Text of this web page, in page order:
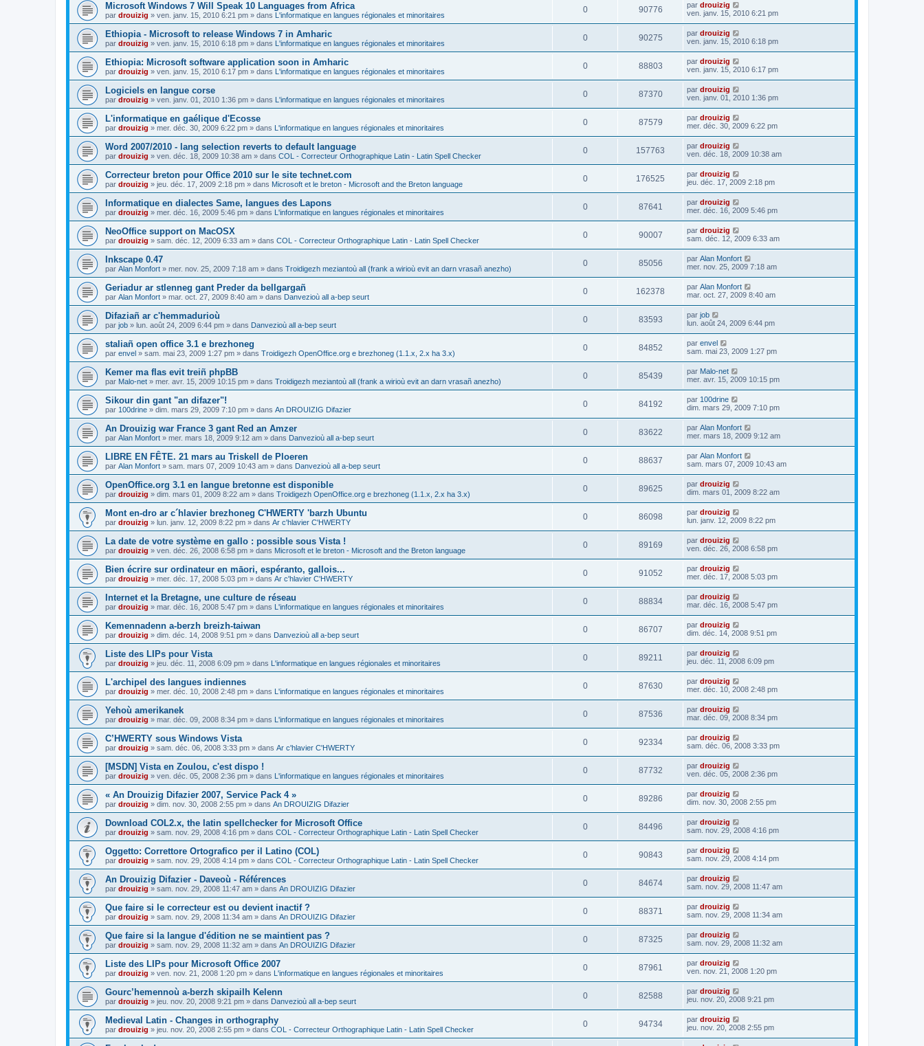
Microsoft Windows 7 Will Speak 10 Languages from Africa
par drouizig » ven. janv. 15, 2010 6:21 pm » dans L'informatique en langues régionales et minoritaires
0 90776 par drouizig
ven. janv. 15, 2010 6:21 pm
Ethiopia - Microsoft to release Windows 7 in Amharic
par drouizig » ven. janv. 15, 2010 6:18 pm » dans L'informatique en langues régionales et minoritaires
0 90275 par drouizig
ven. janv. 15, 2010 6:18 pm
Ethiopia: Microsoft software application soon in Amharic
par drouizig » ven. janv. 15, 2010 6:17 pm » dans L'informatique en langues régionales et minoritaires
0 88803 par drouizig
ven. janv. 15, 2010 6:17 pm
Logiciels en langue corse
par drouizig » ven. janv. 01, 2010 1:36 pm » dans L'informatique en langues régionales et minoritaires
0 87370 par drouizig
ven. janv. 01, 2010 1:36 pm
L'informatique en gaélique d'Ecosse
par drouizig » mer. déc. 30, 2009 6:22 pm » dans L'informatique en langues régionales et minoritaires
0 87579 par drouizig
mer. déc. 30, 2009 6:22 pm
Word 2007/2010 - lang selection reverts to default language
par drouizig » ven. déc. 18, 2009 10:38 am » dans COL - Correcteur Orthographique Latin - Latin Spell Checker
0 157763 par drouizig
ven. déc. 18, 2009 10:38 am
Correcteur breton pour Office 2010 sur le site technet.com
par drouizig » jeu. déc. 17, 2009 2:18 pm » dans Microsoft et le breton - Microsoft and the Breton language
0 176525 par drouizig
jeu. déc. 17, 2009 2:18 pm
Informatique en dialectes Same, langues des Lapons
par drouizig » mer. déc. 16, 2009 5:46 pm » dans L'informatique en langues régionales et minoritaires
0 87641 par drouizig
mer. déc. 16, 2009 5:46 pm
NeoOffice support on MacOSX
par drouizig » sam. déc. 12, 2009 6:33 am » dans COL - Correcteur Orthographique Latin - Latin Spell Checker
0 90007 par drouizig
sam. déc. 12, 2009 6:33 am
Inkscape 0.47
par Alan Monfort » mer. nov. 25, 2009 7:18 am » dans Troidigezh meziantoù all (frank a wirioù evit an darn vrasañ anezho)
0 85056 par Alan Monfort
mer. nov. 25, 2009 7:18 am
Geriadur ar stlenneg gant Preder da bellgargañ
par Alan Monfort » mar. oct. 27, 2009 8:40 am » dans Danvezioù all a-bep seurt
0 162378 par Alan Monfort
mar. oct. 27, 2009 8:40 am
Difaziañ ar c'hemmadurioù
par job » lun. août 24, 2009 6:44 pm » dans Danvezioù all a-bep seurt
0 83593 par job
lun. août 24, 2009 6:44 pm
staliañ open office 3.1 e brezhoneg
par envel » sam. mai 23, 2009 1:27 pm » dans Troidigezh OpenOffice.org e brezhoneg (1.1.x, 2.x ha 3.x)
0 84852 par envel
sam. mai 23, 2009 1:27 pm
Kemer ma flas evit treiñ phpBB
par Malo-net » mer. avr. 15, 2009 10:15 pm » dans Troidigezh meziantoù all (frank a wirioù evit an darn vrasañ anezho)
0 85439 par Malo-net
mer. avr. 15, 2009 10:15 pm
Sikour din gant "an difazer"!
par 100drine » dim. mars 29, 2009 7:10 pm » dans An DROUIZIG Difazier
0 84192 par 100drine
dim. mars 29, 2009 7:10 pm
An Drouizig war France 3 gant Red an Amzer
par Alan Monfort » mer. mars 18, 2009 9:12 am » dans Danvezioù all a-bep seurt
0 83622 par Alan Monfort
mer. mars 18, 2009 9:12 am
LIBRE EN FÊTE. 21 mars au Triskell de Ploeren
par Alan Monfort » sam. mars 07, 2009 10:43 am » dans Danvezioù all a-bep seurt
0 88637 par Alan Monfort
sam. mars 07, 2009 10:43 am
OpenOffice.org 3.1 en langue bretonne est disponible
par drouizig » dim. mars 01, 2009 8:22 am » dans Troidigezh OpenOffice.org e brezhoneg (1.1.x, 2.x ha 3.x)
0 89625 par drouizig
dim. mars 01, 2009 8:22 am
Mont en-dro ar c´hlavier brezhoneg C'HWERTY 'barzh Ubuntu
par drouizig » lun. janv. 12, 2009 8:22 pm » dans Ar c'hlavier C'HWERTY
0 86098 par drouizig
lun. janv. 12, 2009 8:22 pm
La date de votre système en gallo : possible sous Vista !
par drouizig » ven. déc. 26, 2008 6:58 pm » dans Microsoft et le breton - Microsoft and the Breton language
0 89169 par drouizig
ven. déc. 26, 2008 6:58 pm
Bien écrire sur ordinateur en māori, espéranto, gallois...
par drouizig » mer. déc. 17, 2008 5:03 pm » dans Ar c'hlavier C'HWERTY
0 91052 par drouizig
mer. déc. 17, 2008 5:03 pm
Internet et la Bretagne, une culture de réseau
par drouizig » mar. déc. 16, 2008 5:47 pm » dans L'informatique en langues régionales et minoritaires
0 88834 par drouizig
mar. déc. 16, 2008 5:47 pm
Kemennadenn a-berzh breizh-taiwan
par drouizig » dim. déc. 14, 2008 9:51 pm » dans Danvezioù all a-bep seurt
0 86707 par drouizig
dim. déc. 14, 2008 9:51 pm
Liste des LIPs pour Vista
par drouizig » jeu. déc. 11, 2008 6:09 pm » dans L'informatique en langues régionales et minoritaires
0 89211 par drouizig
jeu. déc. 11, 2008 6:09 pm
L'archipel des langues indiennes
par drouizig » mer. déc. 10, 2008 2:48 pm » dans L'informatique en langues régionales et minoritaires
0 87630 par drouizig
mer. déc. 10, 2008 2:48 pm
Yehoù amerikanek
par drouizig » mar. déc. 09, 2008 8:34 pm » dans L'informatique en langues régionales et minoritaires
0 87536 par drouizig
mar. déc. 09, 2008 8:34 pm
C’HWERTY sous Windows Vista
par drouizig » sam. déc. 06, 2008 3:33 pm » dans Ar c'hlavier C'HWERTY
0 92334 par drouizig
sam. déc. 06, 2008 3:33 pm
[MSDN] Vista en Zoulou, c'est dispo !
par drouizig » ven. déc. 05, 2008 2:36 pm » dans L'informatique en langues régionales et minoritaires
0 87732 par drouizig
ven. déc. 05, 2008 2:36 pm
« An Drouizig Difazier 2007, Service Pack 4 »
par drouizig » dim. nov. 30, 2008 2:55 pm » dans An DROUIZIG Difazier
0 89286 par drouizig
dim. nov. 30, 2008 2:55 pm
Download COL2.x, the latin spellchecker for Microsoft Office
par drouizig » sam. nov. 29, 2008 4:16 pm » dans COL - Correcteur Orthographique Latin - Latin Spell Checker
0 84496 par drouizig
sam. nov. 29, 2008 4:16 pm
Oggetto: Correttore Ortografico per il Latino (COL)
par drouizig » sam. nov. 29, 2008 4:14 pm » dans COL - Correcteur Orthographique Latin - Latin Spell Checker
0 90843 par drouizig
sam. nov. 29, 2008 4:14 pm
An Drouizig Difazier - Daveoù - Références
par drouizig » sam. nov. 29, 2008 11:47 am » dans An DROUIZIG Difazier
0 84674 par drouizig
sam. nov. 29, 2008 11:47 am
Que faire si le correcteur est ou devient inactif ?
par drouizig » sam. nov. 29, 2008 11:34 am » dans An DROUIZIG Difazier
0 88371 par drouizig
sam. nov. 29, 2008 11:34 am
Que faire si la langue d'édition ne se maintient pas ?
par drouizig » sam. nov. 29, 2008 11:32 am » dans An DROUIZIG Difazier
0 87325 par drouizig
sam. nov. 29, 2008 11:32 am
Liste des LIPs pour Microsoft Office 2007
par drouizig » ven. nov. 21, 2008 1:20 pm » dans L'informatique en langues régionales et minoritaires
0 87961 par drouizig
ven. nov. 21, 2008 1:20 pm
Gourc’hemennoù a-berzh skipailh Kelenn
par drouizig » jeu. nov. 20, 2008 9:21 pm » dans Danvezioù all a-bep seurt
0 82588 par drouizig
jeu. nov. 20, 2008 9:21 pm
Medieval Latin - Changes in orthography
par drouizig » jeu. nov. 20, 2008 2:55 pm » dans COL - Correcteur Orthographique Latin - Latin Spell Checker
0 94734 par drouizig
jeu. nov. 20, 2008 2:55 pm